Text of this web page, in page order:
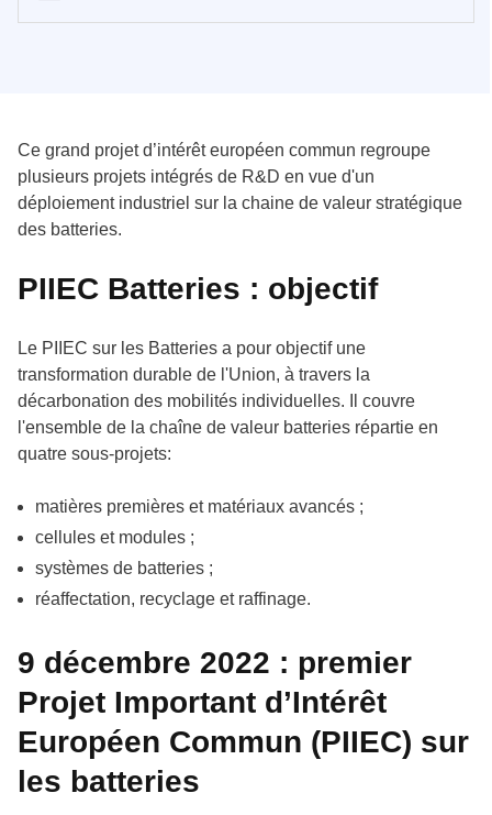
Ce grand projet d’intérêt européen commun regroupe
plusieurs projets intégrés de R&D en vue d'un
déploiement industriel sur la chaine de valeur stratégique
des batteries.
PIIEC Batteries : objectif
Le PIIEC sur les Batteries a pour objectif une
transformation durable de l'Union, à travers la
décarbonation des mobilités individuelles. Il couvre
l'ensemble de la chaîne de valeur batteries répartie en
quatre sous-projets:
matières premières et matériaux avancés ;
cellules et modules ;
systèmes de batteries ;
réaffectation, recyclage et raffinage.
9 décembre 2022 : premier
Projet Important d’Intérêt
Européen Commun (PIIEC) sur
les batteries